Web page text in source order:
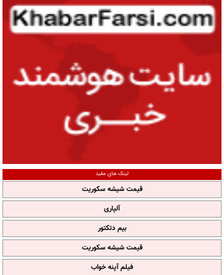
لینک های مفید
قیمت شیشه سکوریت
آلپاری
بیم دتکتور
قیمت شیشه سکوریت
فیلم آپنه خواب